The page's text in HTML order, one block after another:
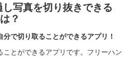
写真を切り抜きできる
？
で切り取ることができるアプリ！
とができるアプリです。フリーハン